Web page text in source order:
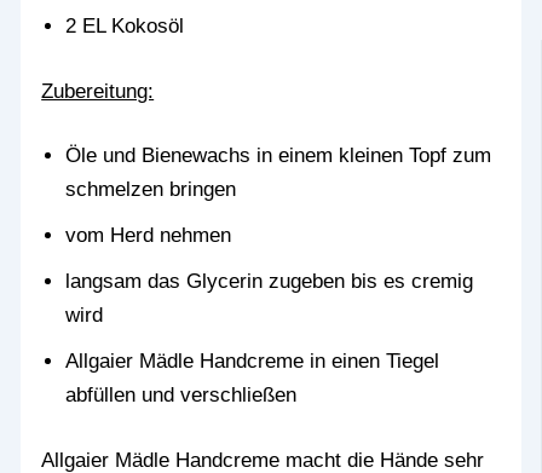
2 EL Kokosöl
Zubereitung:
Öle und Bienewachs in einem kleinen Topf zum
schmelzen bringen
vom Herd nehmen
langsam das Glycerin zugeben bis es cremig
wird
Allgaier Mädle Handcreme in einen Tiegel
abfüllen und verschließen
Allgaier Mädle Handcreme macht die Hände sehr